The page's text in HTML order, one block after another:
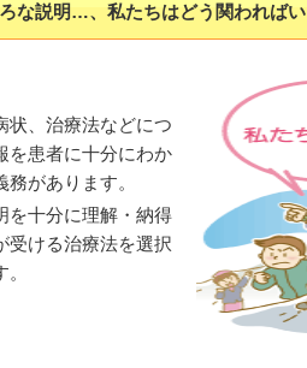
な説明…、私たちはどう関われば
状、治療法などにつ
を患者に十分にわか
があります。
を十分に理解・納得
受ける治療法を選択